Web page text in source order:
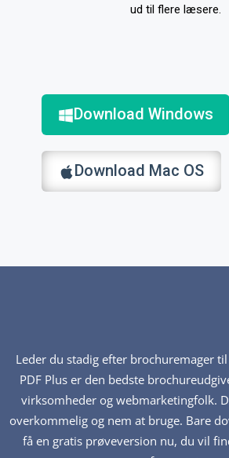
ud til flere læsere.
Download Windows
Download Mac OS
Leder du stadig efter brochuremager
PDF Plus er den bedste
virksomheder og webmarketingfolk.
overkommelig og nem at bruge. Bare
få en gratis prøveversion nu, du vil